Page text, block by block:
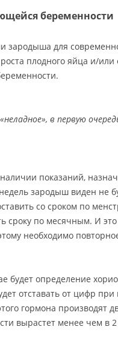
беременности
зародыша для
плодного яйца и/
в первую
показаний,
зародыш виден не
со сроком по
сроку по месячным. И
необходимо
будет определение
отставать от цифр
гормона производят
вырастет менее чем в 2